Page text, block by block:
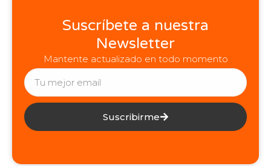
Suscríbete a nuestra
Newsletter
Mantente actualizado en todo momento
Suscribirme